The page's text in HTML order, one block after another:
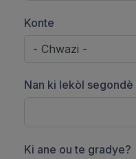
Konte
- Chwazi -
Nan ki lekòl
Ki ane ou te gradye?